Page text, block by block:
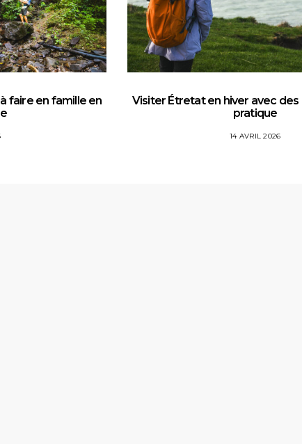
faire en famille en
Visiter Étretat en hiver avec des
pratique
14 AVRIL 2026